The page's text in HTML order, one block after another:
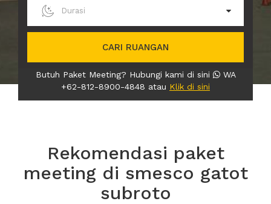
Durasi
CARI RUANGAN
Butuh Paket Meeting? Hubungi kami di sini
WA
+62-812-8900-4848 atau Klik di sini
Rekomendasi paket
meeting di smesco gatot
subroto